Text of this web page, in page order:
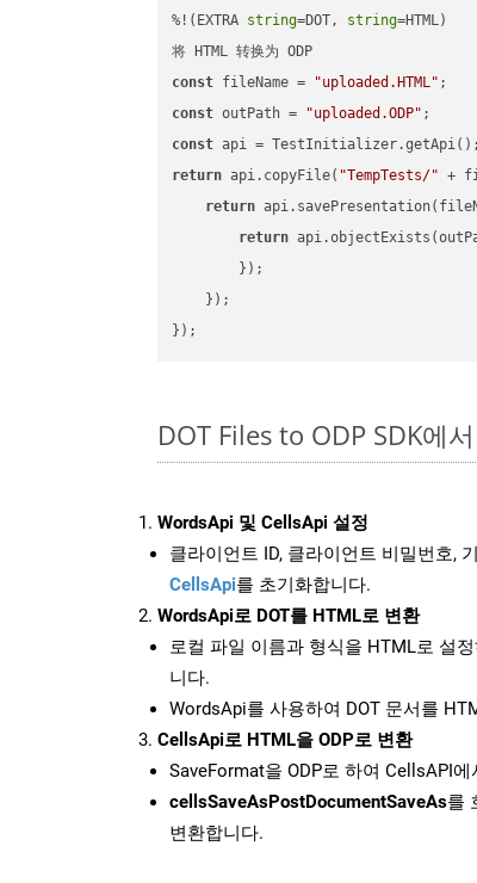
%!(EXTRA string=DOT, string=HTML)
const fileName = "uploaded.HTML"
const outPath = "uploaded.ODP"
const
return api.copyFile( "TempTests/" +
return
return
        });
    });
DOT Files to ODP SDK에
WordsApi 및 CellsApi 설정
클라이언트 ID, 클라이언트 비밀번호,
CellsApi를 초기화합니다.
WordsApi로 DOT를 HTML로 변환
로컬 파일 이름과 형식을 HTML로 설정
니다.
WordsApi를 사용하여 DOT 문서를
CellsApi로 HTML을 ODP로 변환
SaveFormat을 ODP로 하여 CellsAPI에
cellsSaveAsPostDocumentSaveAs를
변환합니다.